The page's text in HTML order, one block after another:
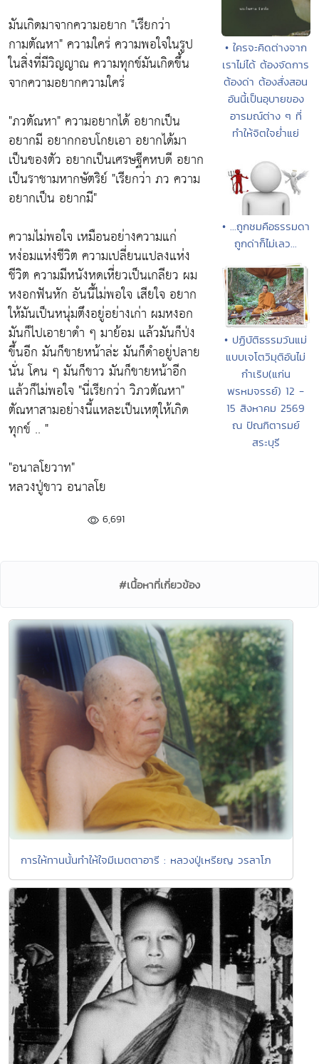
มันเกิดมาจากความอยาก "เรียกว่า
กามตัณหา"ความใคร่ ความพอใจในรูป
ในสิ่งที่มีวิญญาณ ความทุกข์มันเกิดขึ้น
จากความอยากความใคร่
"ภวตัณหา"ความอยากได้ อยากเป็น
อยากมี อยากกอบโกยเอา อยากได้มา
เป็นของตัว อยากเป็นเศรษฐีคหบดี อยาก
เป็นราชามหากษัตริย์ "เรียกว่า ภว ความ
อยากเป็น อยากมี"
ความไม่พอใจ เหมือนอย่างความแก่
หง่อมแห่งชีวิต ความเปลี่ยนแปลงแห่ง
ชีวิต ความมีหนังหดเหี่ยวเป็นเกลียว ผม
หงอกฟันหัก อันนี้ไม่พอใจ เสียใจ อยาก
ให้มันเป็นหนุ่มตึงอยู่อย่างเก่า ผมหงอก
มันก็ไปเอายาดำ ๆ มาย้อม แล้วมันก็ป่ง
ขึ้นอีก มันก็ขายหน้าล่ะ มันก็ดำอยู่ปลาย
นั่น โคน ๆ มันก็ขาว มันก็ขายหน้าอีก
แล้วก็ไม่พอใจ "นี่เรียกว่า วิภวตัณหา"
ตัณหาสามอย่างนี้แหละเป็นเหตุให้เกิด
ทุกข์ .. "
"อนาลโยวาท"
หลวงปู่ขาว อนาลโย
6,691
• ใครจะคิดต่างจาก
เราไม่ได้ ต้องจัดการ
ต้องด่า ต้องสั่งสอน
อันนี้เป็นอุบายของ
อารมณ์ต่าง ๆ ที่
ทำให้จิตใจย่ำแย่
• ...ถูกชมคือธรรมดา
ถูกด่าก็ไม่เลว...
• ปฏิบัติธรรมวันแม่
แบบเจโตวิมุติอันไม่
กำเริบ(แก่น
พรหมจรรย์) 12 -
15 สิงหาคม 2569
ณ ปัณฑิตารมย์
สระบุรี
#เนื้อหาที่เกี่ยวข้อง
การให้ทานนั้นทำให้ใจมีเมตตาอารี : หลวงปู่เหรียญ วรลาโภ